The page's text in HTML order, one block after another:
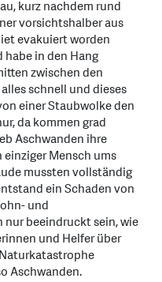
kurz nachdem rund
vorsichtshalber aus
evakuiert worden
habe in den Hang
zwischen den
schnell und dieses
einer Staubwolke den
da kommen grad
Aschwanden ihre
einziger Mensch ums
mussten vollständig
ein Schaden von
und
nur beeindruckt sein, wie
und Helfer über
Aschwanden.